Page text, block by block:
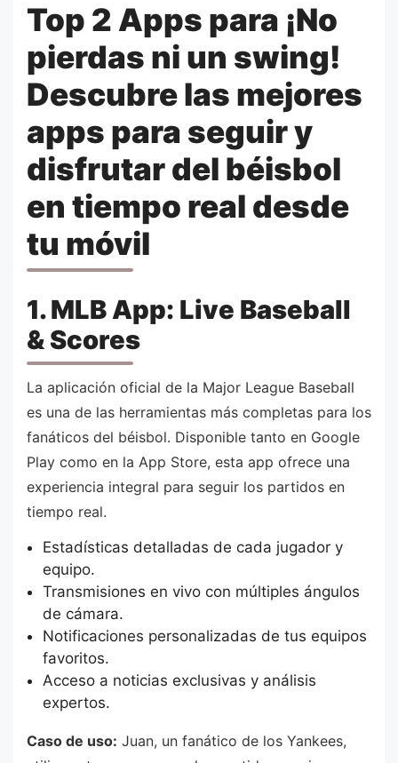
Top 2 Apps para ¡No
pierdas ni un swing!
Descubre las mejores
apps para seguir y
disfrutar del béisbol
en tiempo real desde
tu móvil
1. MLB App: Live Baseball
& Scores
La aplicación oficial de la Major League Baseball
es una de las herramientas más completas para los
fanáticos del béisbol. Disponible tanto en Google
Play como en la App Store, esta app ofrece una
experiencia integral para seguir los partidos en
tiempo real.
Estadísticas detalladas de cada jugador y
equipo.
Transmisiones en vivo con múltiples ángulos
de cámara.
Notificaciones personalizadas de tus equipos
favoritos.
Acceso a noticias exclusivas y análisis
expertos.
Caso de uso: Juan, un fanático de los Yankees,